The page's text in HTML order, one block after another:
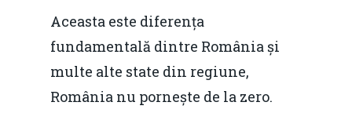
Aceasta este diferența
fundamentală dintre România și
multe alte state din regiune,
România nu pornește de la zero.
Decembrie 2015
Mai 2015
Energia
Construcții și